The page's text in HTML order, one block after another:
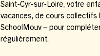
Saint-Cyr-sur-Loire, votre
vacances, de cours collectifs
SchoolMouv – pour
régulièrement.